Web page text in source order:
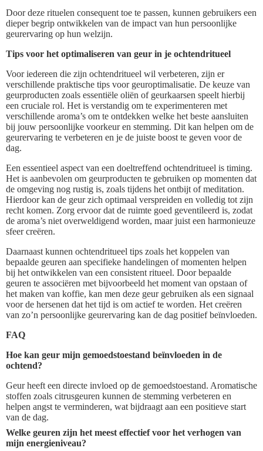
Door deze rituelen consequent toe te passen, kunnen gebruikers een
dieper begrip ontwikkelen van de impact van hun persoonlijke
geurervaring op hun welzijn.
Tips voor het optimaliseren van geur in je ochtendritueel
Voor iedereen die zijn ochtendritueel wil verbeteren, zijn er
verschillende praktische tips voor geuroptimalisatie. De keuze van
geurproducten zoals essentiële oliën of geurkaarsen speelt hierbij
een cruciale rol. Het is verstandig om te experimenteren met
verschillende aroma’s om te ontdekken welke het beste aansluiten
bij jouw persoonlijke voorkeur en stemming. Dit kan helpen om de
geurervaring te verbeteren en je de juiste boost te geven voor de
dag.
Een essentieel aspect van een doeltreffend ochtendritueel is timing.
Het is aanbevolen om geurproducten te gebruiken op momenten dat
de omgeving nog rustig is, zoals tijdens het ontbijt of meditation.
Hierdoor kan de geur zich optimaal verspreiden en volledig tot zijn
recht komen. Zorg ervoor dat de ruimte goed geventileerd is, zodat
de aroma’s niet overweldigend worden, maar juist een harmonieuze
sfeer creëren.
Daarnaast kunnen ochtendritueel tips zoals het koppelen van
bepaalde geuren aan specifieke handelingen of momenten helpen
bij het ontwikkelen van een consistent ritueel. Door bepaalde
geuren te associëren met bijvoorbeeld het moment van opstaan of
het maken van koffie, kan men deze geur gebruiken als een signaal
voor de hersenen dat het tijd is om actief te worden. Het creëren
van zo’n persoonlijke geurervaring kan de dag positief beïnvloeden.
FAQ
Hoe kan geur mijn gemoedstoestand beïnvloeden in de
ochtend?
Geur heeft een directe invloed op de gemoedstoestand. Aromatische
stoffen zoals citrusgeuren kunnen de stemming verbeteren en
helpen angst te verminderen, wat bijdraagt aan een positieve start
van de dag.
Welke geuren zijn het meest effectief voor het verhogen van
mijn energieniveau?